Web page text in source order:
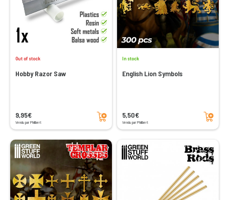
Out of stock
Hobby Razor Saw
9,95€
Vendu par Philibert
Add to cart
In stock
English Lion Symbols
5,50€
Vendu par Philibert
Add to cart